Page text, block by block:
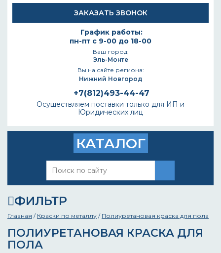
ЗАКАЗАТЬ ЗВОНОК
График работы:
пн-пт с 9-00 до 18-00
Ваш город:
Эль-Монте
Вы на сайте региона:
Нижний Новгород
+7(812)493-44-47
Осуществляем поставки только для ИП и
Юридических лиц
КАТАЛОГ
ФИЛЬТР
Главная / Краски по металлу / Полиуретановая краска для пола
ПОЛИУРЕТАНОВАЯ КРАСКА ДЛЯ
ПОЛА